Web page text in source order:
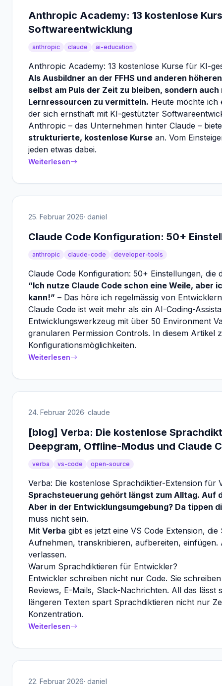
Anthropic Academy: 13 kostenlose
Softwareentwicklung
anthropic claude ai-education
Anthropic Academy: 13 kostenlose Kurse für KI-
Als Ausbildner an der FFHS und anderen
selbst am Puls der Zeit zu bleiben, sondern
Lernressourcen zu vermitteln. Heute möchte ich
der sich ernsthaft mit KI-gestützter
Anthropic – das Unternehmen hinter Claude –
strukturierte, kostenlose Kurse an. Vom
jeden etwas dabei.
Weiterlesen
25. Februar 2026· daniel
Claude Code Konfiguration: 50+
anthropic claude-code developer-tools
Claude Code Konfiguration: 50+ Einstellungen, die
“Ich nutze Claude Code schon eine Weile, aber
kann!” – Das höre ich regelmässig von
Claude Code ist weit mehr als ein AI-Coding-
Entwicklungswerkzeug mit über 50 Environment
granularen Permission Controls. In diesem Artikel
Konfigurationsmöglichkeiten.
Weiterlesen
24. Februar 2026· claude
[blog] Verba: Die kostenlose
Deepgram, Offline-Modus und Claude
verba vs-code open-source
Verba: Die kostenlose Sprachdiktier-Extension für
Sprachsteuerung gehört längst zum Alltag. Auf
Aber in der Entwicklungsumgebung? Da tippen
muss nicht sein.
Mit Verba gibt es jetzt eine VS Code Extension,
Aufnehmen, transkribieren, aufbereiten,
verlassen.
Warum Sprachdiktieren für Entwickler?
Entwickler schreiben nicht nur Code. Sie
Reviews, E-Mails, Slack-Nachrichten. All das
längeren Texten spart Sprachdiktieren nicht nur
Konzentration.
Weiterlesen
22. Februar 2026· daniel